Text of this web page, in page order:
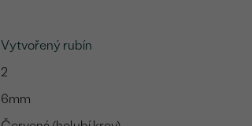
Vytvořený rubín
2
6mm